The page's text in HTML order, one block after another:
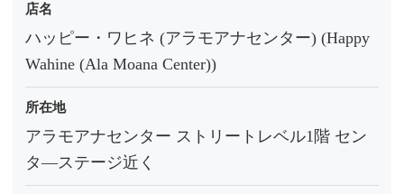
店名
ハッピー・ワヒネ (アラモアナセンター) (Happy
Wahine (Ala Moana Center))
所在地
アラモアナセンター ストリートレベル1階 セン
タ―ステージ近く